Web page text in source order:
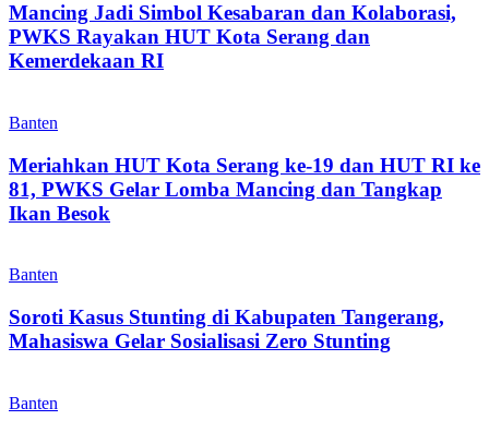
Mancing Jadi Simbol Kesabaran dan Kolaborasi,
PWKS Rayakan HUT Kota Serang dan
Kemerdekaan RI
Banten
Meriahkan HUT Kota Serang ke-19 dan HUT RI ke
81, PWKS Gelar Lomba Mancing dan Tangkap
Ikan Besok
Banten
Soroti Kasus Stunting di Kabupaten Tangerang,
Mahasiswa Gelar Sosialisasi Zero Stunting
Banten